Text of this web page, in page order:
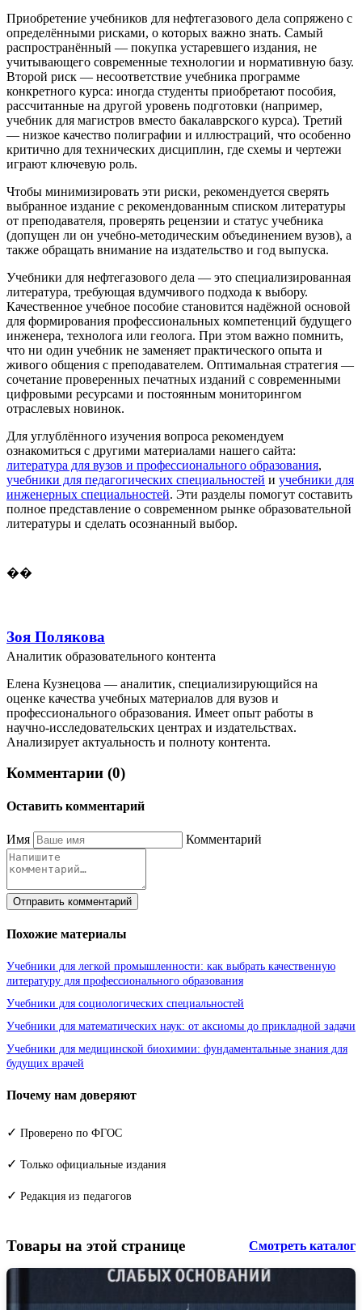
Приобретение учебников для нефтегазового дела сопряжено с
определёнными рисками, о которых важно знать. Самый
распространённый — покупка устаревшего издания, не
учитывающего современные технологии и нормативную базу.
Второй риск — несоответствие учебника программе
конкретного курса: иногда студенты приобретают пособия,
рассчитанные на другой уровень подготовки (например,
учебник для магистров вместо бакалаврского курса). Третий
— низкое качество полиграфии и иллюстраций, что особенно
критично для технических дисциплин, где схемы и чертежи
играют ключевую роль.
Чтобы минимизировать эти риски, рекомендуется сверять
выбранное издание с рекомендованным списком литературы
от преподавателя, проверять рецензии и статус учебника
(допущен ли он учебно-методическим объединением вузов), а
также обращать внимание на издательство и год выпуска.
Учебники для нефтегазового дела — это специализированная
литература, требующая вдумчивого подхода к выбору.
Качественное учебное пособие становится надёжной основой
для формирования профессиональных компетенций будущего
инженера, технолога или геолога. При этом важно помнить,
что ни один учебник не заменяет практического опыта и
живого общения с преподавателем. Оптимальная стратегия —
сочетание проверенных печатных изданий с современными
цифровыми ресурсами и постоянным мониторингом
отраслевых новинок.
Для углублённого изучения вопроса рекомендуем
ознакомиться с другими материалами нашего сайта:
литература для вузов и профессионального образования,
учебники для педагогических специальностей и учебники для
инженерных специальностей. Эти разделы помогут составить
полное представление о современном рынке образовательной
литературы и сделать осознанный выбор.
��
Зоя Полякова
Аналитик образовательного контента
Елена Кузнецова — аналитик, специализирующийся на
оценке качества учебных материалов для вузов и
профессионального образования. Имеет опыт работы в
научно-исследовательских центрах и издательствах.
Анализирует актуальность и полноту контента.
Комментарии (0)
Оставить комментарий
Имя Комментарий
Отправить комментарий
Похожие материалы
Учебники для легкой промышленности: как выбрать качественную
литературу для профессионального образования
Учебники для социологических специальностей
Учебники для математических наук: от аксиомы до прикладной задачи
Учебники для медицинской биохимии: фундаментальные знания для
будущих врачей
Почему нам доверяют
✓ Проверено по ФГОС
✓ Только официальные издания
✓ Редакция из педагогов
Товары на этой странице Смотреть каталог